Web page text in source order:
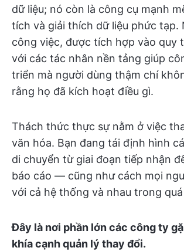
dữ liệu; nó còn là công cụ mạnh
tích và giải thích dữ liệu phức tạp.
công việc, được tích hợp vào quy
với các tác nhân nền tảng giúp
triển mà người dùng thậm chí
rằng họ đã kích hoạt điều gì.
Thách thức thực sự nằm ở việc
văn hóa. Bạn đang tái định hình
di chuyển từ giai đoạn tiếp nhận
báo cáo — cũng như cách mọi
với cả hệ thống và nhau trong
Đây là nơi phần lớn các công ty
khía cạnh quản lý thay đổi.